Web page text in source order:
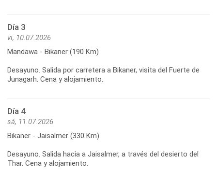
Día 3
vi, 10.07.2026
Mandawa - Bikaner (190 Km)
Desayuno. Salida por carretera a Bikaner, visita del Fuerte de
Junagarh. Cena y alojamiento.
Día 4
sá, 11.07.2026
Bikaner - Jaisalmer (330 Km)
Desayuno. Salida hacia a Jaisalmer, a través del desierto del
Thar. Cena y alojamiento.